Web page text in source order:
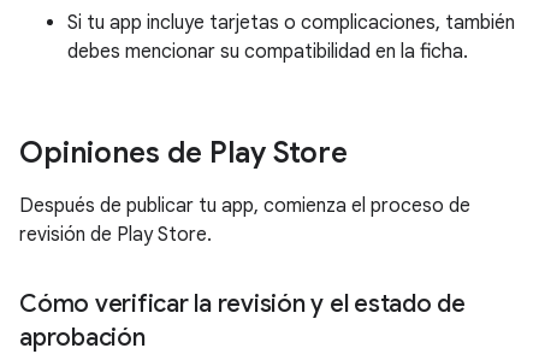
Si tu app incluye tarjetas o complicaciones, también
debes mencionar su compatibilidad en la ficha.
Opiniones de Play Store
Después de publicar tu app, comienza el proceso de
revisión de Play Store.
Cómo verificar la revisión y el estado de
aprobación